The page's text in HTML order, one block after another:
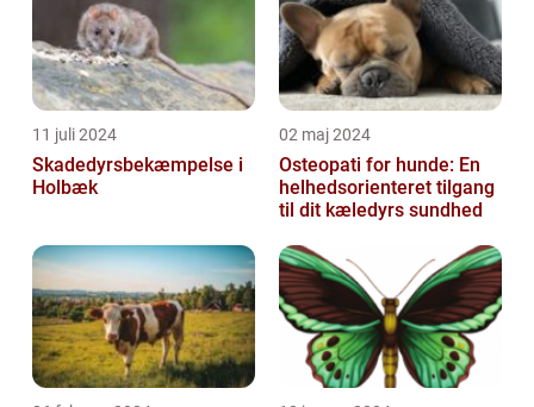
11 juli 2024
Skadedyrsbekæmpelse i
Holbæk
02 maj 2024
Osteopati for hunde: En
helhedsorienteret tilgang
til dit kæledyrs sundhed